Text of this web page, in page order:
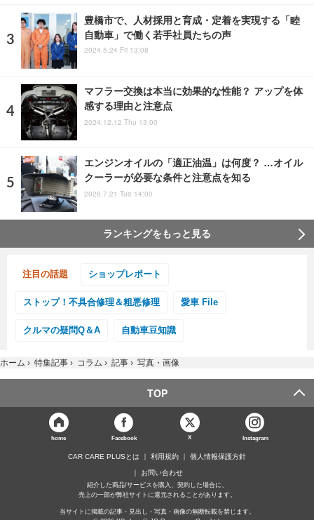
豊橋市で、人材採用と育成・定着を実現する「睦
自動車」で働く若手社員たちの声
2024.5.24 Fri 13:08
マフラー交換は本当に効果的な性能？ アップを体
感する理由と注意点
2024.12.12 Thu 13:00
エンジンオイルの「適正油温」は何度？ …オイル
クーラーが必要な条件と注意点を知る
2026.7.21 Tue 14:00
ランキングをもっと見る
注目の話題 ショップレポート
ストップ！不具合修理＆粗悪修理 愛車 File
クルマの疑問Q＆A 自動車豆知識
ホーム › 特集記事 › コラム › 記事 › 写真・画像
TOP
home Facebook X Instagram
CAR CARE PLUSとは 利用規約 個人情報保護方針
お問い合わせ
紹介した商品/サービスを購入、契約した場合に、
売上の一部が弊社サイトに還元されることがあります。
当サイトに掲載の記事・見出し・写真・画像の無断転載を禁じます。